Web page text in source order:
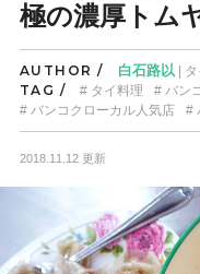
極の濃厚トム
AUTHOR / 白石路以| タ
TAG / タイ料理
バン
バンコクローカル人気店
2018.11.12 更新